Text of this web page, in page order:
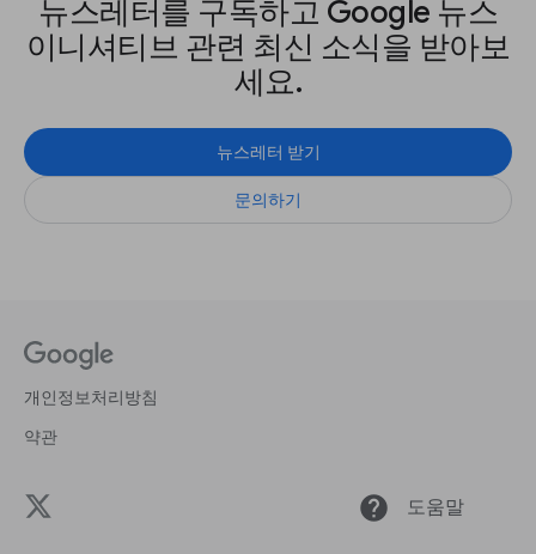
뉴스레터를 구독하고 Google 뉴스
이니셔티브 관련 최신 소식을 받아보
세요.
뉴스레터 받기
문의하기
개인정보처리방침
약관
help 도움말